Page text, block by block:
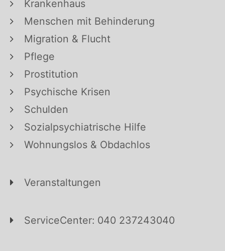
Krankenhaus
Menschen mit Behinderung
Migration & Flucht
Pflege
Prostitution
Psychische Krisen
Schulden
Sozialpsychiatrische Hilfe
Wohnungslos & Obdachlos
Veranstaltungen
ServiceCenter: 040 237243040